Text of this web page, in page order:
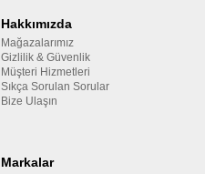
Hakkımızda
Mağazalarımız
Gizlilik & Güvenlik
Müşteri Hizmetleri
Sıkça Sorulan Sorular
Bize Ulaşın
Markalar